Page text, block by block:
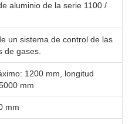
aluminio de la serie 1100 /
un sistema de control de las
de gases.
1200 mm, longitud
mm
mm